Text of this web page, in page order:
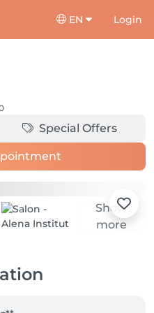
EN Login
Special Offers
Show
more